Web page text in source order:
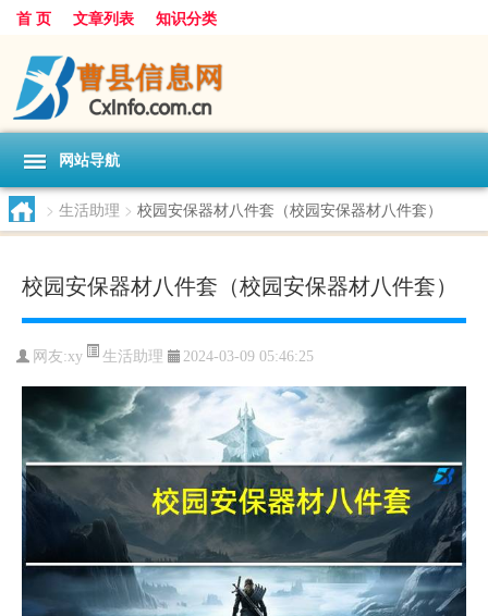
首 页 文章列表 知识分类
网站导航
> 生活助理 > 校园安保器材八件套（校园安保器材八件套）
校园安保器材八件套（校园安保器材八件套）
网友:xy 生活助理 2024-03-09 05:46:25